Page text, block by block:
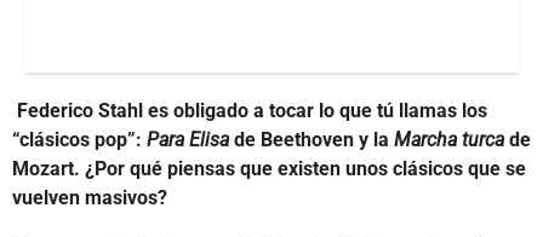
Federico Stahl es obligado a tocar lo que tú llamas los
“clásicos pop”: Para Elisade Beethoven y la Marcha turcade
Mozart. ¿Por qué piensas que existen unos clásicos que se
vuelven masivos?